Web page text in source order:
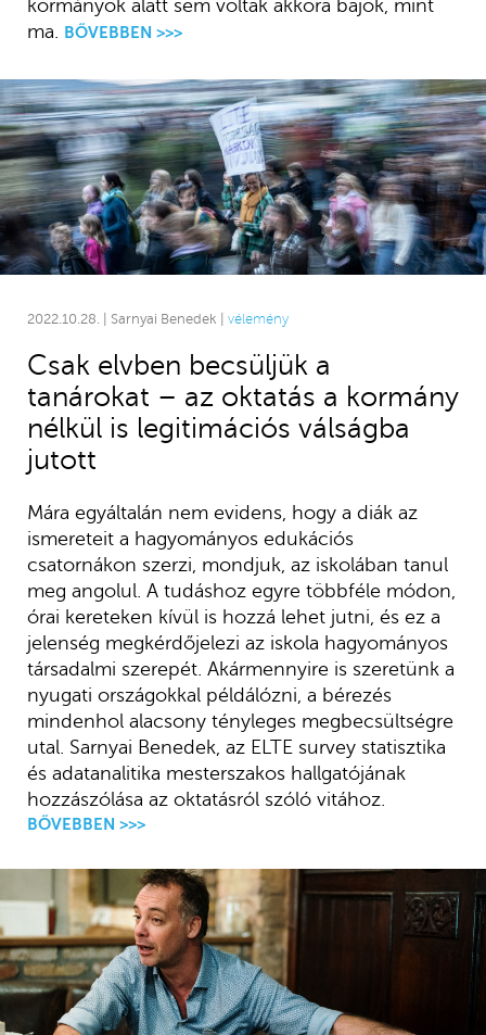
kormányok alatt sem voltak akkora bajok, mint
ma. BŐVEBBEN >>>
2022.10.28. | Sarnyai Benedek | vélemény
Csak elvben becsüljük a
tanárokat – az oktatás a kormány
nélkül is legitimációs válságba
jutott
Mára egyáltalán nem evidens, hogy a diák az
ismereteit a hagyományos edukációs
csatornákon szerzi, mondjuk, az iskolában tanul
meg angolul. A tudáshoz egyre többféle módon,
órai kereteken kívül is hozzá lehet jutni, és ez a
jelenség megkérdőjelezi az iskola hagyományos
társadalmi szerepét. Akármennyire is szeretünk a
nyugati országokkal példálózni, a bérezés
mindenhol alacsony tényleges megbecsültségre
utal. Sarnyai Benedek, az ELTE survey statisztika
és adatanalitika mesterszakos hallgatójának
hozzászólása az oktatásról szóló vitához.
BŐVEBBEN >>>